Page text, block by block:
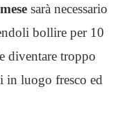
sarà necessario
bollire per 10
diventare troppo
in luogo fresco ed